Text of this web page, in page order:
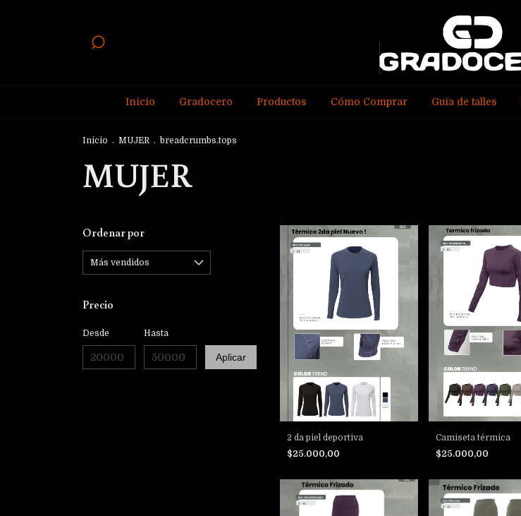
Inicio Gradocero Productos Cómo Comprar Guía de talles
Inicio . MUJER . breadcrumbs.tops
MUJER
Ordenar por
Precio
Desde Hasta
Aplicar
2 da piel deportiva
$25.000,00
Camiseta térmica
$25.000,00